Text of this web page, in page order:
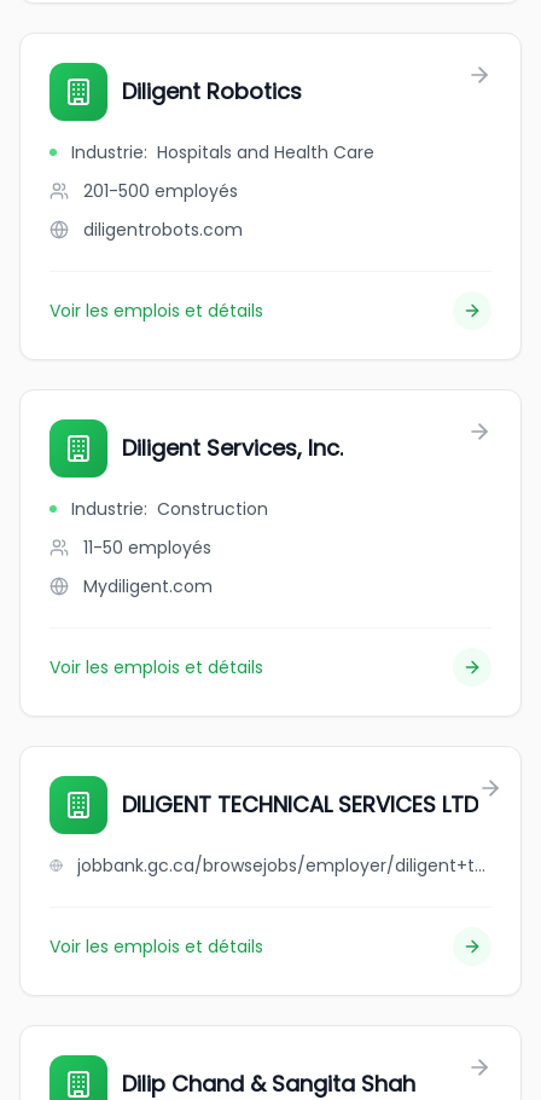
Diligent Robotics
Industrie: Hospitals and Health Care
201-500 employés
diligentrobots.com
Voir les emplois et détails
Diligent Services, Inc.
Industrie: Construction
11-50 employés
Mydiligent.com
Voir les emplois et détails
DILIGENT TECHNICAL SERVICES LTD
jobbank.gc.ca/browsejobs/employer/diligent+technical++services+ltd/ca
Voir les emplois et détails
Dilip Chand & Sangita Shah